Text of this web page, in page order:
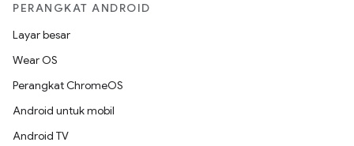
PERANGKAT ANDROID
Layar besar
Wear OS
Perangkat ChromeOS
Android untuk mobil
Android TV